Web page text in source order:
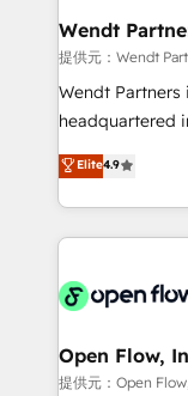
Salesforce,
migrations;
including
NetSuite,
a Ticketmaster
sports and
include five
HubSpot
Wendt
提供元：Wendt
Wendt
headquartered
Toronto, London and
HubSpot
sophisticated
HubSpot CRM
industrial/
distribution,
finserv/fintech,
Elite4.9
Open Flow,
提供元：Open